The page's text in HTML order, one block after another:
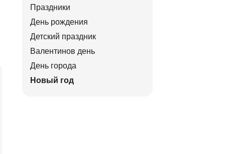
Праздники
День рождения
Детский праздник
Валентинов день
День города
Новый год